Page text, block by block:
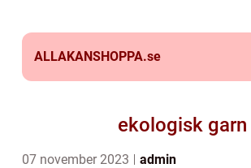
ALLAKANSHOPPA.se
ekologisk garn
07 november 2023 admin